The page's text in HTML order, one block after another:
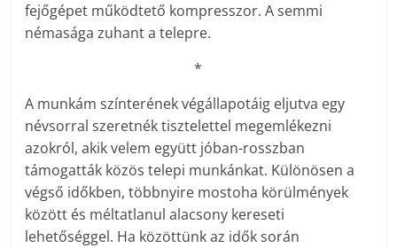
fejőgépet működtető kompresszor. A semmi
némasága zuhant a telepre.
*
A munkám színterének végállapotáig eljutva egy
névsorral szeretnék tisztelettel megemlékezni
azokról, akik velem együtt jóban-rosszban
támogatták közös telepi munkánkat. Különösen a
végső időkben, többnyire mostoha körülmények
között és méltatlanul alacsony kereseti
lehetőséggel. Ha közöttünk az idők során